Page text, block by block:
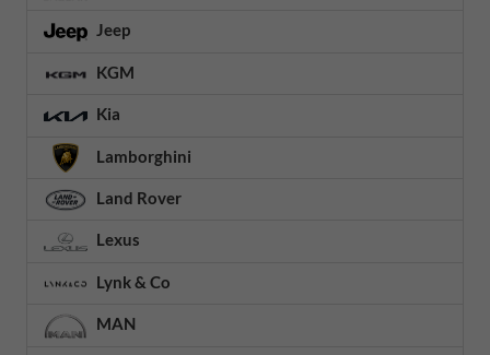
Jeep
KGM
Kia
Lamborghini
Land Rover
Lexus
Lynk & Co
MAN